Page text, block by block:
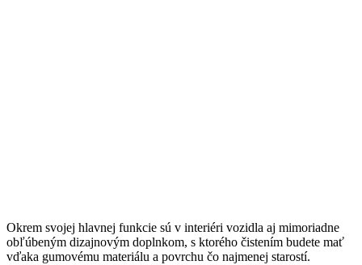
Okrem svojej hlavnej funkcie sú v interiéri vozidla aj mimoriadne
obľúbeným dizajnovým doplnkom, s ktorého čistením budete mať
vďaka gumovému materiálu a povrchu čo najmenej starostí.